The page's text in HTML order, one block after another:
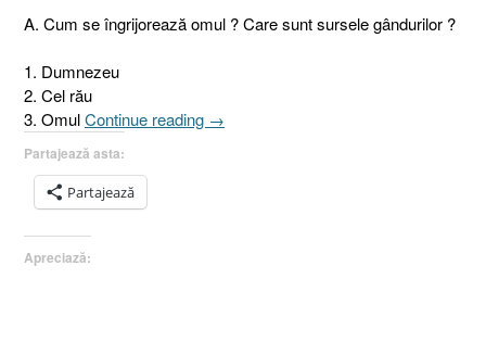
A. Cum se îngrijorează omul ? Care sunt sursele gândurilor ?
1. Dumnezeu
2. Cel rău
3. OmulContinue reading „Faraon,
→
Partajează asta:
Partajează
Apreciază: